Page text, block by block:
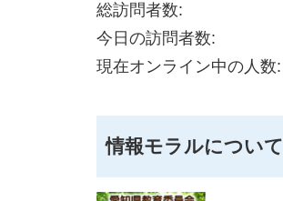
総訪問者数:
今日の訪問者数:
現在オンライン中の人数:
情報モラルについて